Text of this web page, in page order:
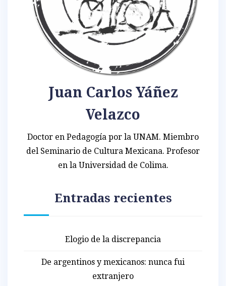
Juan Carlos Yáñez
Velazco
Doctor en Pedagogía por la UNAM. Miembro
del Seminario de Cultura Mexicana. Profesor
en la Universidad de Colima.
Entradas recientes
Elogio de la discrepancia
De argentinos y mexicanos: nunca fui
extranjero